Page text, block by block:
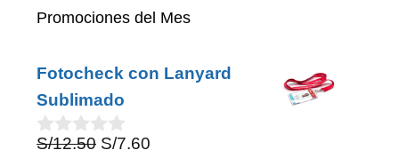
Promociones del Mes
Fotocheck con Lanyard
Sublimado
0
S/12.50 Original
S/7.60